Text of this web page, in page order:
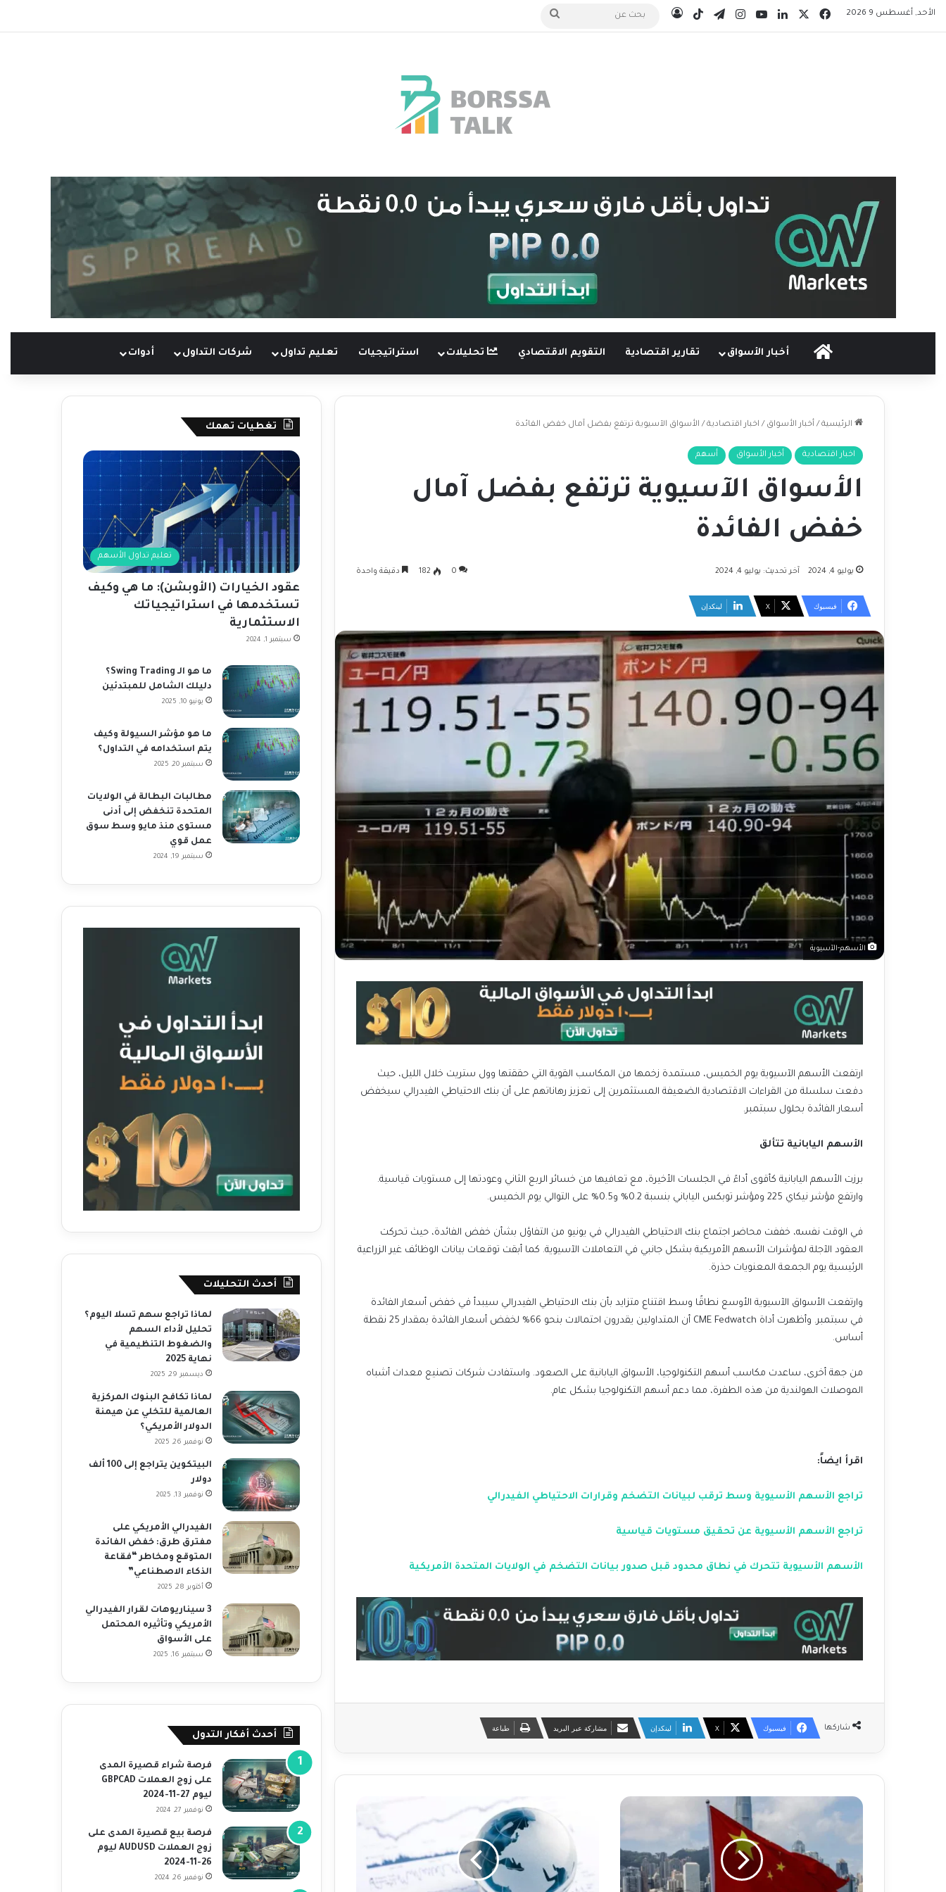
الأحد, أغسطس 9 2026 فيسبوك لينكدإن‫YouTubeانستقرامتيلقرام‫TikTokتسجيل الدخول
الرئيسيةأخبار الأسواق تقارير اقتصادية التقويم الاقتصادي تحليلات استراتيجيات تعليم تداول شركات التداول أدوات
الرئيسية / أخبار الأسواق / اخبار اقتصادية / الأسواق الآسيوية ترتفع بفضل آمال خفض الفائدة
اخبار اقتصادية أخبار الأسواق أسهم
الأسواق الآسيوية ترتفع بفضل آمال
خفض الفائدة
يوليو 4, 2024 آخر تحديث: يوليو 4, 2024 0
182 دقيقة واحدة
فيسبوك ‫X لينكدإن
الأسهم-الآسيوية
ارتفعت الأسهم الآسيوية يوم الخميس، مستمدة زخمها من المكاسب القوية التي حققتها وول ستريت خلال الليل، حيث
دفعت سلسلة من القراءات الاقتصادية الضعيفة المستثمرين إلى تعزيز رهاناتهم على أن بنك الاحتياطي الفيدرالي سيخفض
أسعار الفائدة بحلول سبتمبر.
الأسهم اليابانية تتألق
برزت الأسهم اليابانية كأقوى أداءً في الجلسات الأخيرة، مع تعافيها من خسائر الربع الثاني وعودتها إلى مستويات قياسية.
وارتفع مؤشر نيكاي 225 ومؤشر توبكس الياباني بنسبة 0.2% و0.5% على التوالي يوم الخميس.
في الوقت نفسه، خففت محاضر اجتماع بنك الاحتياطي الفيدرالي في يونيو من التفاؤل بشأن خفض الفائدة، حيث تحركت
العقود الآجلة لمؤشرات الأسهم الأمريكية بشكل جانبي في التعاملات الآسيوية. كما أبقت توقعات بيانات الوظائف غير الزراعية
الرئيسية يوم الجمعة المعنويات حذرة.
وارتفعت الأسواق الآسيوية الأوسع نطاقًا وسط اقتناع متزايد بأن بنك الاحتياطي الفيدرالي سيبدأ في خفض أسعار الفائدة
في سبتمبر. وأظهرت أداة CME Fedwatch أن المتداولين يقدرون احتمالات بنحو 66% لخفض أسعار الفائدة بمقدار 25 نقطة
أساس.
من جهة أخرى، ساعدت مكاسب أسهم التكنولوجيا، الأسواق اليابانية على الصعود. واستفادت شركات تصنيع معدات أشباه
الموصلات الهولندية من هذه الطفرة، مما دعم أسهم التكنولوجيا بشكل عام.
اقرأ ايضاً:
تراجع الأسهم الأسيوية وسط ترقب لبيانات التضخم وقرارات الاحتياطي الفيدرالي
تراجع الأسهم الأسيوية عن تحقيق مستويات قياسية
الأسهم الأسيوية تتحرك في نطاق محدود قبل صدور بيانات التضخم في الولايات المتحدة الأمريكية
شاركها فيسبوك ‫X لينكدإن مشاركة عبر البريد طباعة
ا
ت
تغطيات تهمك
تعليم تداول الأسهم
عقود الخيارات (الأوبشن): ما هي وكيف
تستخدمها في استراتيجياتك
الاستثمارية
سبتمبر 1, 2024
ما هو الـ Swing Trading؟
دليلك الشامل للمبتدئين
يونيو 10, 2025
ما هو مؤشر السيولة وكيف
يتم استخدامه في التداول؟
سبتمبر 20, 2025
مطالبات البطالة في الولايات
المتحدة تنخفض إلى أدنى
مستوى منذ مايو وسط سوق
عمل قوي
سبتمبر 19, 2024
أحدث التحليلات
لماذا تراجع سهم تسلا اليوم؟
تحليل لأداء السهم
والضغوط التنظيمية في
نهاية 2025
ديسمبر 29, 2025
لماذا تكافح البنوك المركزية
العالمية للتخلي عن هيمنة
الدولار الأمريكي؟
نوفمبر 26, 2025
البيتكوين يتراجع إلى 100 ألف
دولار
نوفمبر 13, 2025
الفيدرالي الأمريكي على
مفترق طرق: خفض الفائدة
المتوقع ومخاطر “فقاعة
الذكاء الاصطناعي”
أكتوبر 28, 2025
3 سيناريوهات لقرار الفيدرالي
الأمريكي وتأثيره المحتمل
على الأسواق
سبتمبر 16, 2025
أحدث أفكار التدول
فرصة شراء قصيرة المدى
على زوج العملات GBPCAD
ليوم 27-11-2024
نوفمبر 27, 2024
فرصة بيع قصيرة المدى على
زوج العملات AUDUSD ليوم
26-11-2024
نوفمبر 26, 2024